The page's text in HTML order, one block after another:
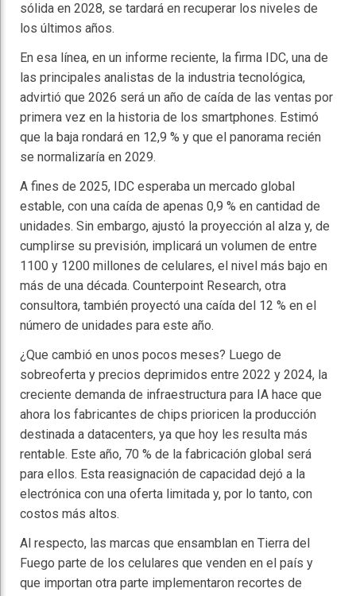
sólida en 2028, se tardará en recuperar los niveles de
los últimos años.
En esa línea, en un informe reciente, la firma IDC, una de
las principales analistas de la industria tecnológica,
advirtió que 2026 será un año de caída de las ventas por
primera vez en la historia de los smartphones. Estimó
que la baja rondará en 12,9 % y que el panorama recién
se normalizaría en 2029.
A fines de 2025, IDC esperaba un mercado global
estable, con una caída de apenas 0,9 % en cantidad de
unidades. Sin embargo, ajustó la proyección al alza y, de
cumplirse su previsión, implicará un volumen de entre
1100 y 1200 millones de celulares, el nivel más bajo en
más de una década. Counterpoint Research, otra
consultora, también proyectó una caída del 12 % en el
número de unidades para este año.
¿Que cambió en unos pocos meses? Luego de
sobreoferta y precios deprimidos entre 2022 y 2024, la
creciente demanda de infraestructura para IA hace que
ahora los fabricantes de chips prioricen la producción
destinada a datacenters, ya que hoy les resulta más
rentable. Este año, 70 % de la fabricación global será
para ellos. Esta reasignación de capacidad dejó a la
electrónica con una oferta limitada y, por lo tanto, con
costos más altos.
Al respecto, las marcas que ensamblan en Tierra del
Fuego parte de los celulares que venden en el país y
que importan otra parte implementaron recortes de